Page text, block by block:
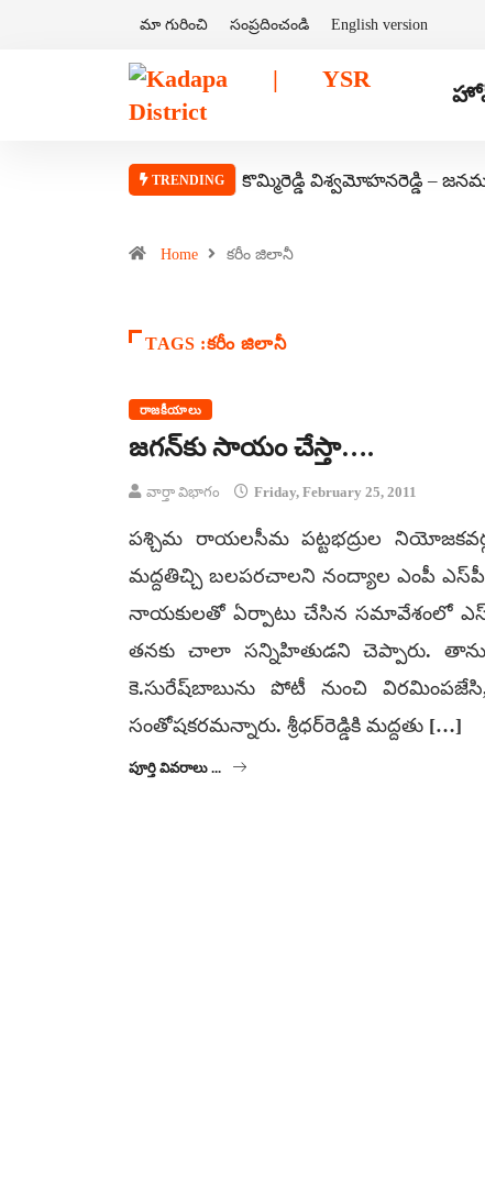
మా గురించి సంప్రదించండి English version
TRENDING కొమ్మిరెడ్డి విశ్వమోహనరెడ్డి –
Home కరీం జిలానీ
TAGS :కరీం జిలానీ
రాజకీయాలు
జగన్‌కు సాయం చేస్తా….
వార్తా విభాగం Friday, February 25, 2011
పశ్చిమ రాయలసీమ పట్టభద్రుల నియోజకవర్గం
మద్దతిచ్చి బలపరచాలని నంద్యాల ఎంపీ
నాయకులతో ఏర్పాటు చేసిన సమావేశంలో
తనకు చాలా సన్నిహితుడని చెప్పారు.
కె.సురేష్‌బాబును పోటీ నుంచి విరమింపజేసి,
సంతోషకరమన్నారు. శ్రీధర్‌రెడ్డికి మద్దతు […]
పూర్తి వివరాలు ...